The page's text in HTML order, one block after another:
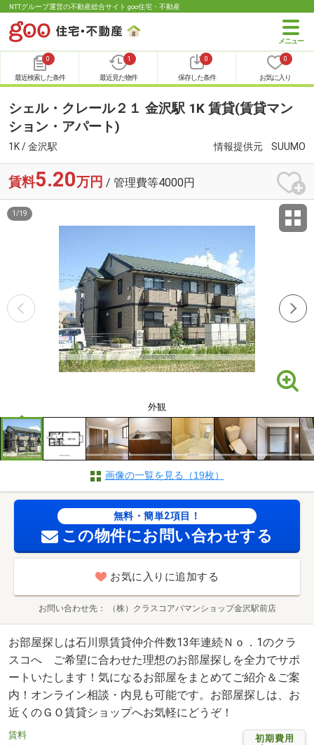
NTTグループ運営の不動産総合サイト goo住宅・不動産
0
最近検索した条件
1
最近見た物件
0
保存した条件
0
お気に入り
シェル・クレール２１ 金沢駅 1K 賃貸(賃貸マン
ション・アパート)
1K / 金沢駅 情報提供元 SUUMO
賃料5.20万円 / 管理費等4000円
外観
1 /19
画像の一覧を見る（19枚）
無料・簡単2項目！
この物件にお問い合わせする
お気に入りに追加する
お問い合わせ先 （株）クラスコアパマンショップ金沢駅前店
お部屋探しは石川県賃貸仲介件数13年連続Ｎｏ．1のクラ
スコへ ご希望に合わせた理想のお部屋探しを全力でサポ
ートいたします！気になるお部屋をまとめてご紹介＆ご案
内！オンライン相談・内見も可能です。お部屋探しは、お
近くのＧＯ賃貸ショップへお気軽にどうぞ！
初期費用
賃料